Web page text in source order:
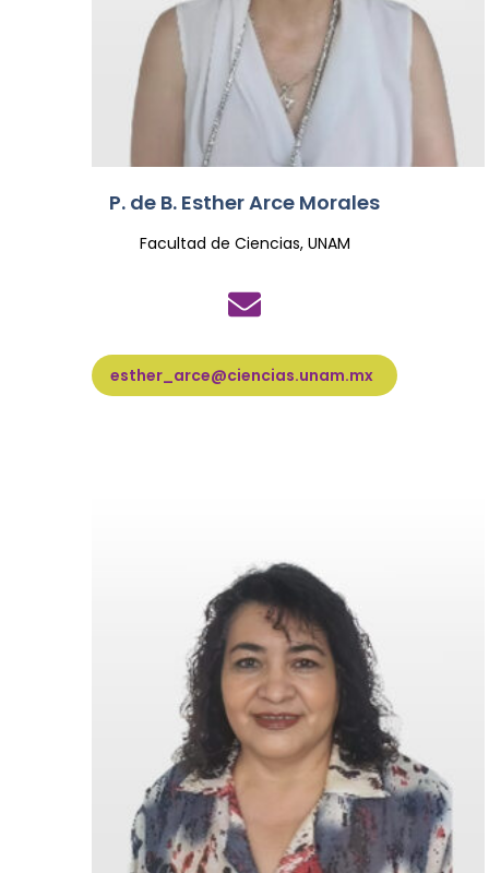
P. de B. Esther Arce Morales
Facultad de Ciencias, UNAM
esther_arce@ciencias.unam.mx